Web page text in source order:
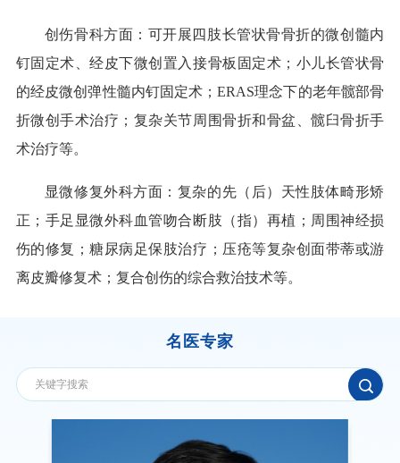
创伤骨科方面：可开展四肢长管状骨骨折的微创髓内
钉固定术、经皮下微创置入接骨板固定术；小儿长管状骨
的经皮微创弹性髓内钉固定术；ERAS理念下的老年髋部骨
折微创手术治疗；复杂关节周围骨折和骨盆、髋臼骨折手
术治疗等。
显微修复外科方面：复杂的先（后）天性肢体畸形矫
正；手足显微外科血管吻合断肢（指）再植；周围神经损
伤的修复；糖尿病足保肢治疗；压疮等复杂创面带蒂或游
离皮瓣修复术；复合创伤的综合救治技术等。
名医专家